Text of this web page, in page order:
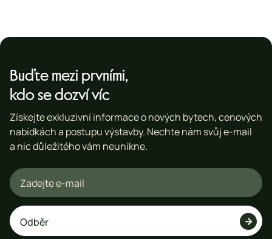
Buďte mezi prvními,
kdo se dozví víc
Získejte exkluzivní informace o nových bytech, cenových
nabídkách a postupu výstavby. Nechte nám svůj e-mail
a nic důležitého vám neunikne.
